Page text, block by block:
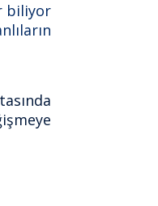
biliyor